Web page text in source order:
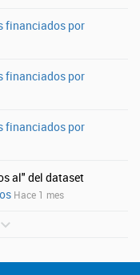
financiados por
financiados por
financiados por
al" del dataset
Hace 1 mes